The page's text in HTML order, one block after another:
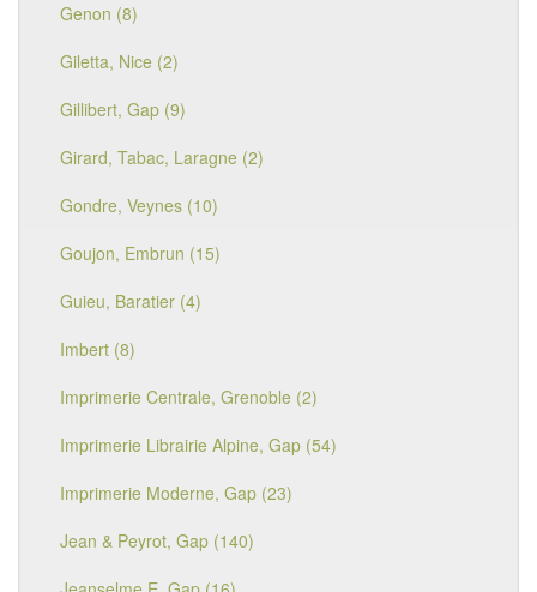
Genon (8)
Giletta, Nice (2)
Gillibert, Gap (9)
Girard, Tabac, Laragne (2)
Gondre, Veynes (10)
Goujon, Embrun (15)
Guieu, Baratier (4)
Imbert (8)
Imprimerie Centrale, Grenoble (2)
Imprimerie Librairie Alpine, Gap (54)
Imprimerie Moderne, Gap (23)
Jean & Peyrot, Gap (140)